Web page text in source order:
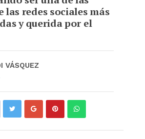
las redes sociales más
y querida por el
VÁSQUEZ
Share Pin Send